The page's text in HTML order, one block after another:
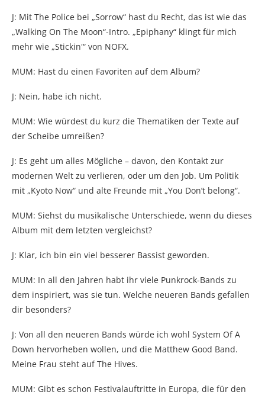
J: Mit The Police bei „Sorrow“ hast du Recht, das ist wie das
„Walking On The Moon“-Intro. „Epiphany“ klingt für mich
mehr wie „Stickin'“ von NOFX.
MUM: Hast du einen Favoriten auf dem Album?
J: Nein, habe ich nicht.
MUM: Wie würdest du kurz die Thematiken der Texte auf
der Scheibe umreißen?
J: Es geht um alles Mögliche – davon, den Kontakt zur
modernen Welt zu verlieren, oder um den Job. Um Politik
mit „Kyoto Now“ und alte Freunde mit „You Don’t belong“.
MUM: Siehst du musikalische Unterschiede, wenn du dieses
Album mit dem letzten vergleichst?
J: Klar, ich bin ein viel besserer Bassist geworden.
MUM: In all den Jahren habt ihr viele Punkrock-Bands zu
dem inspiriert, was sie tun. Welche neueren Bands gefallen
dir besonders?
J: Von all den neueren Bands würde ich wohl System Of A
Down hervorheben wollen, und die Matthew Good Band.
Meine Frau steht auf The Hives.
MUM: Gibt es schon Festivalauftritte in Europa, die für den